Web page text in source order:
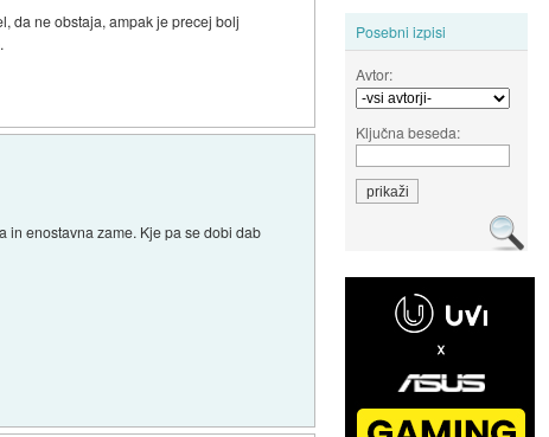
Posebni izpisi
Avtor:
Ključna beseda:
da ne obstaja, ampak je precej bolj
in enostavna zame. Kje pa se dobi dab